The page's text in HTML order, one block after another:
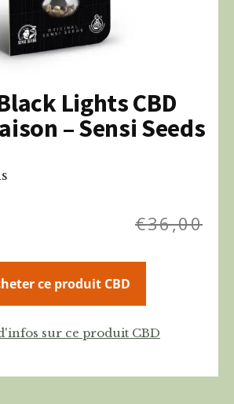
Lights CBD
– Sensi Seeds
€36,00
ce produit CBD
sur ce produit CBD